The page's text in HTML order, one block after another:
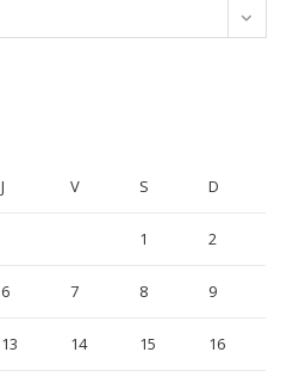
J V S D
1 2
6 7 8 9
13 14 15 16